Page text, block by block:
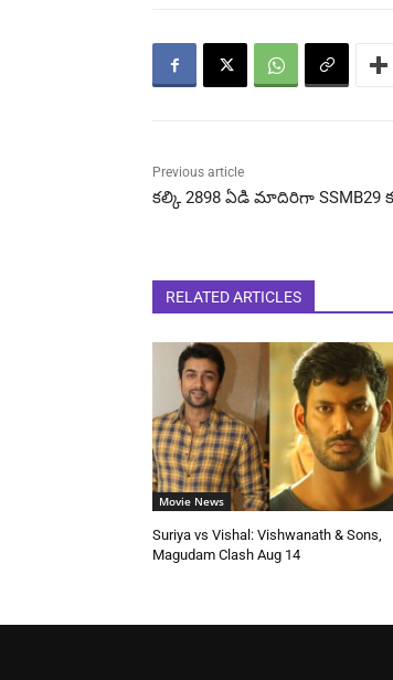
Previous article
కల్కి 2898 ఏడి మాదిరిగా SSMB29
RELATED ARTICLES
Movie News
Suriya vs Vishal: Vishwanath & Sons,
Magudam Clash Aug 14